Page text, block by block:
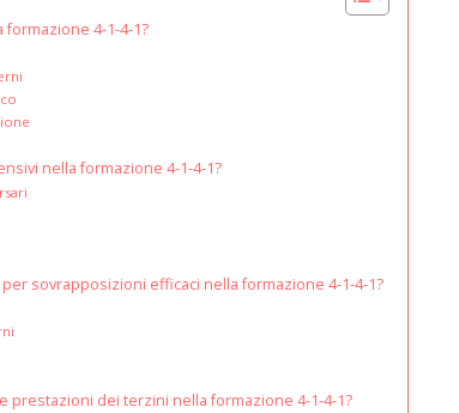
4-1-4-1?
nella formazione 4-1-4-1?
sovrapposizioni efficaci nella formazione 4-1-4-1?
prestazioni dei terzini nella formazione 4-1-4-1?